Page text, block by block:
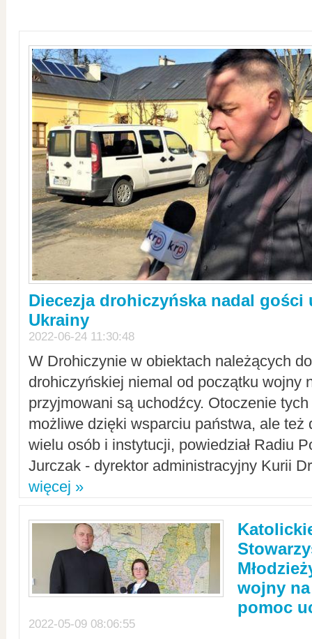
Diecezja drohiczyńska nadal gości
Ukrainy
2022-06-24 11:30:48
W Drohiczynie w obiektach należących
drohiczyńskiej niemal od początku wojny
przyjmowani są uchodźcy. Otoczenie
możliwe dzięki wsparciu państwa, ale też
wielu osób i instytucji, powiedział Radiu
Jurczak - dyrektor administracyjny Kurii
więcej »
wojny
pomoc
2022-05-09 08:06:55